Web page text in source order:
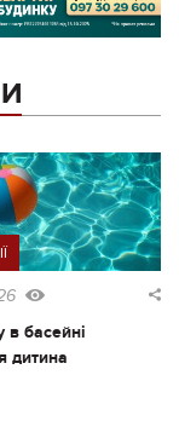
в басейні
дитина